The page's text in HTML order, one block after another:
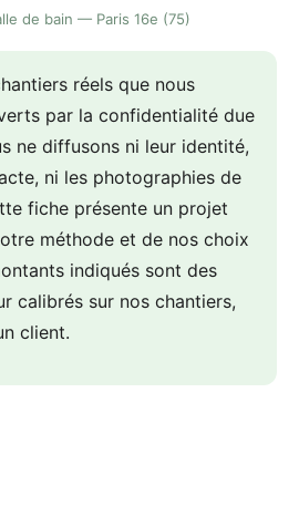
de bain — Paris 16e (75)
réels que nous
par la confidentialité due
ne diffusons ni leur identité,
ni les photographies de
fiche présente un projet
méthode et de nos choix
indiqués sont des
calibrés sur nos chantiers,
client.